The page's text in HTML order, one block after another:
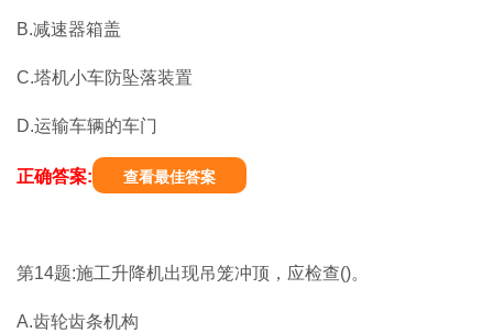
B.减速器箱盖
C.塔机小车防坠落装置
D.运输车辆的车门
正确答案: 查看最佳答案
第14题:施工升降机出现吊笼冲顶，应检查()。
A.齿轮齿条机构